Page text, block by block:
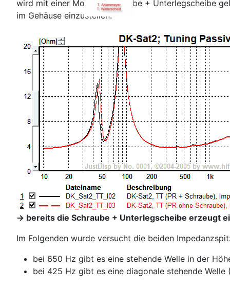
wird mit einer Montageschraube + Unterlegscheibe
im Gehäuse einzustellen:
-> bereits die Schraube + Unterlegscheibe erzeugt
Im Folgenden wurde versucht die beiden
bei 650 Hz gibt es eine stehende Welle in der
bei 425 Hz gibt es eine diagonale stehende Welle